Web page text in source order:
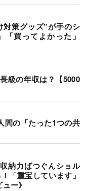
対策グッズ”が手のシ
買ってよかった」
級の年収は？【5000
間の「たった1つの共
納力ばつぐんショル
「重宝しています」
ー》